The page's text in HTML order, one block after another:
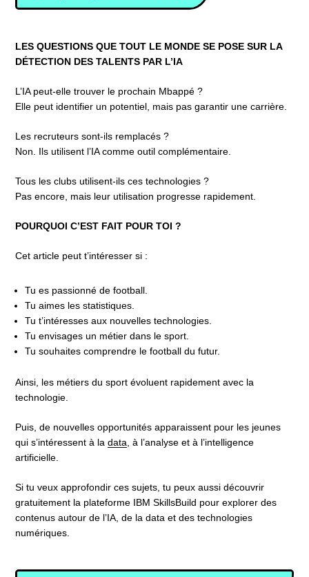
LES QUESTIONS QUE TOUT LE MONDE SE POSE SUR LA
DÉTECTION DES TALENTS PAR L’IA
L’IA peut-elle trouver le prochain Mbappé ?
Elle peut identifier un potentiel, mais pas garantir une carrière.
Les recruteurs sont-ils remplacés ?
Non. Ils utilisent l’IA comme outil complémentaire.
Tous les clubs utilisent-ils ces technologies ?
Pas encore, mais leur utilisation progresse rapidement.
POURQUOI C’EST FAIT POUR TOI ?
Cet article peut t’intéresser si :
Tu es passionné de football.
Tu aimes les statistiques.
Tu t’intéresses aux nouvelles technologies.
Tu envisages un métier dans le sport.
Tu souhaites comprendre le football du futur.
Ainsi, les métiers du sport évoluent rapidement avec la
technologie.
Puis, de nouvelles opportunités apparaissent pour les jeunes
qui s’intéressent à ladata , à l’analyse et à l’intelligence
artificielle.
Si tu veux approfondir ces sujets, tu peux aussi découvrir
gratuitement la plateforme IBM SkillsBuild pour explorer des
contenus autour de l’IA, de la data et des technologies
numériques.